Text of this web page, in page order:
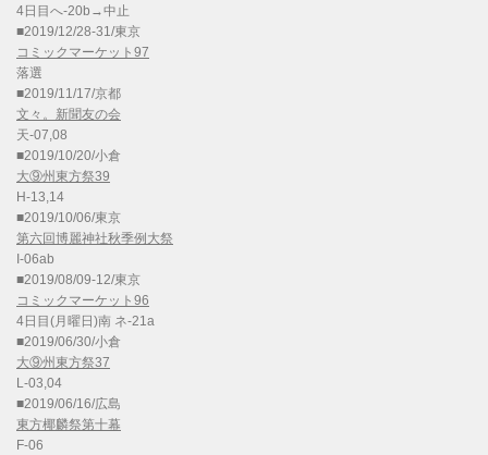
4日目へ-20b→中止
■2019/12/28-31/東京
コミックマーケット97
落選
■2019/11/17/京都
文々。新聞友の会
天-07,08
■2019/10/20/小倉
大⑨州東方祭39
H-13,14
■2019/10/06/東京
第六回博麗神社秋季例大祭
I-06ab
■2019/08/09-12/東京
コミックマーケット96
4日目(月曜日)南 ネ-21a
■2019/06/30/小倉
大⑨州東方祭37
L-03,04
■2019/06/16/広島
東方椰麟祭第十幕
F-06